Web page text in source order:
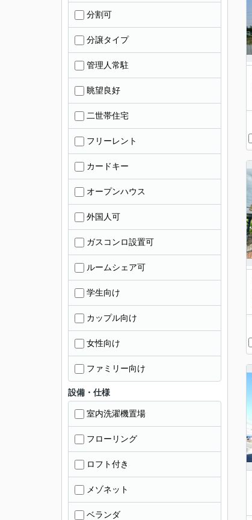
分割可
分譲タイプ
管理人常駐
眺望良好
二世帯住宅
フリーレント
カードキー
オープンハウス
外国人可
ガスコンロ設置可
ルームシェア可
学生向け
カップル向け
女性向け
ファミリー向け
設備・仕様
室内洗濯機置場
フローリング
ロフト付き
メゾネット
ベランダ